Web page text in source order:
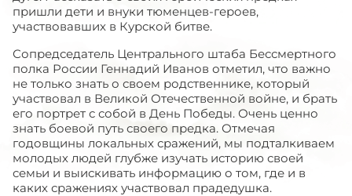
пришли дети и внуки тюменцев-героев,
участвовавших в Курской битве.
Сопредседатель Центрального штаба Бессмертного
полка России Геннадий Иванов отметил, что важно
не только знать о своем родственнике, который
участвовал в Великой Отечественной войне, и брать
его портрет с собой в День Победы. Очень ценно
знать боевой путь своего предка. Отмечая
годовщины локальных сражений, мы подталкиваем
молодых людей глубже изучать историю своей
семьи и выискивать информацию о том, где и в
каких сражениях участвовал прадедушка.